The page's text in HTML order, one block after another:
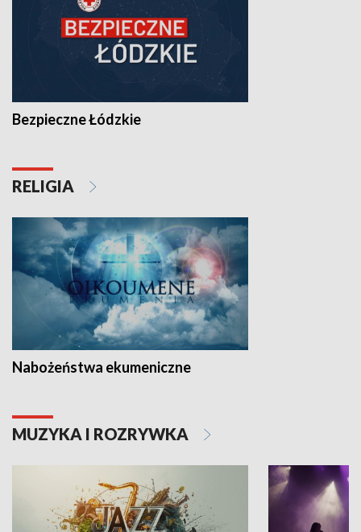
Bezpieczne Łódzkie
RELIGIA
Nabożeństwa ekumeniczne
MUZYKA I ROZRYWKA